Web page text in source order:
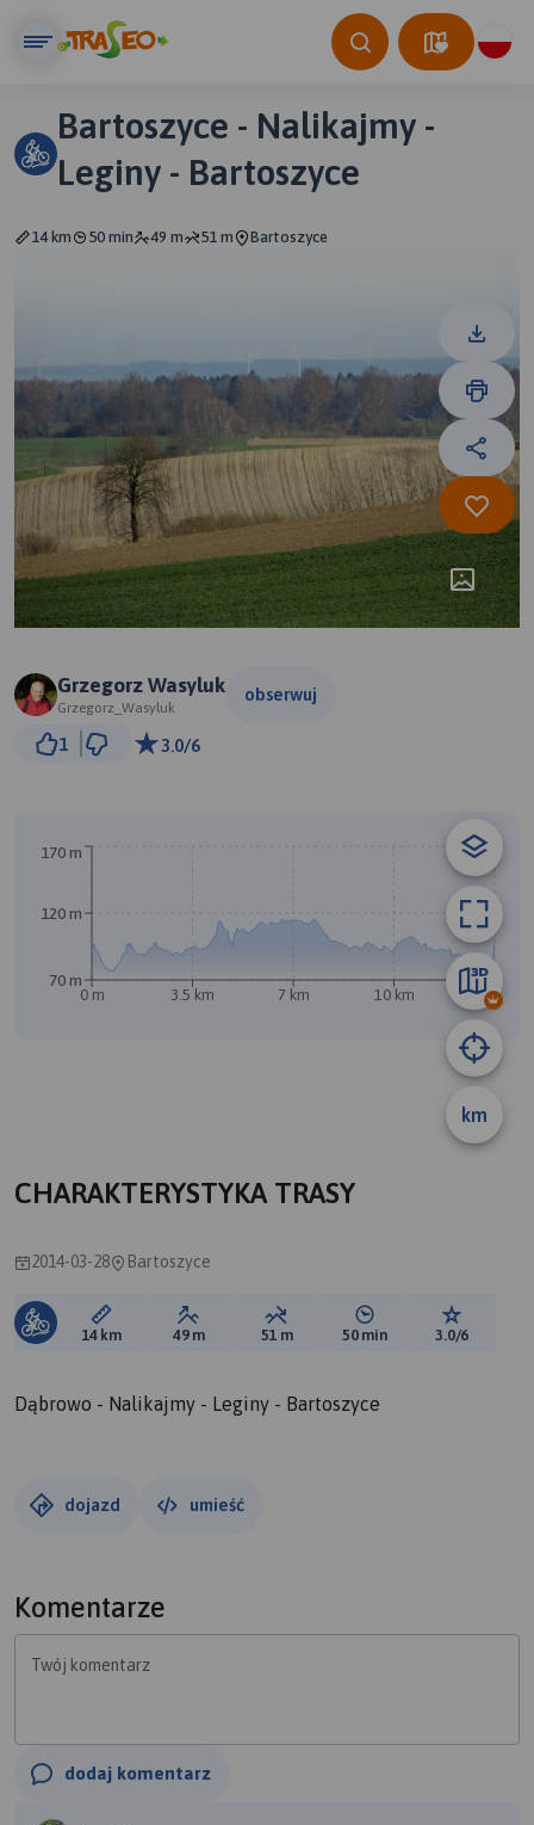
Bartoszyce - Nalikajmy -
Leginy - Bartoszyce
14 km 50 min 49 m 51 m Bartoszyce
Grzegorz Wasyluk
Grzegorz_Wasyluk
obserwuj
1 3.0/6
km
0 m 3.5 km 7 km 10 km 14 km
70 m
120 m
170 m
CHARAKTERYSTYKA TRASY
2014-03-28 Bartoszyce
Długość trasy:
14 km Suma przewyższeń:
49 m Suma spadków:
51 m Średni czas potrzebny
50 min Ocena
3.0/6
Dąbrowo - Nalikajmy - Leginy - Bartoszyce
dojazd umieść
Komentarze
Twój komentarz
dodaj komentarz